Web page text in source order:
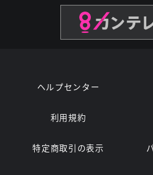
ヘルプセンター
利用規約
特定商取引の表示